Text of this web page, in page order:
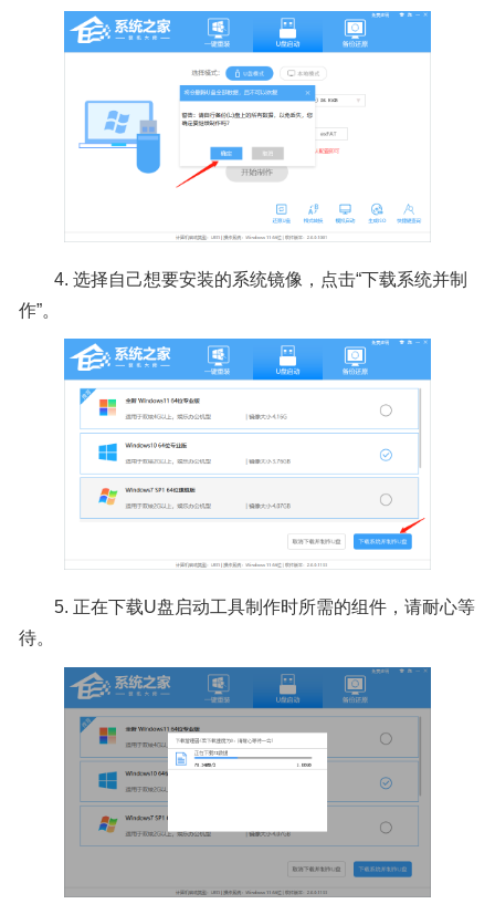
4. 选择自己想要安装的系统镜像，点击“下载系统并制
作”。
5. 正在下载U盘启动工具制作时所需的组件，请耐心等
待。